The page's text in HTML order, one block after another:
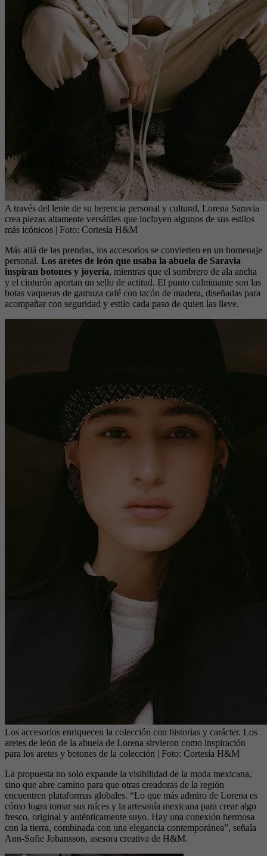
A través del lente de su herencia personal y cultural, Lorena Saravia
crea piezas altamente versátiles que incluyen algunos de sus estilos
más icónicos | Foto: Cortesía H&M
Más allá de las prendas, los accesorios se convierten en un homenaje
personal. Los aretes de león que usaba la abuela de Saravia
inspiran botones y joyería, mientras que el sombrero de ala ancha
y el cinturón aportan un sello de actitud. El punto culminante son las
botas vaqueras de gamuza café con tacón de madera, diseñadas para
acompañar con seguridad y estilo cada paso de quien las lleve.
Los accesorios enriquecen la colección con historias y carácter. Los
aretes de león de la abuela de Lorena sirvieron como inspiración
para los aretes y botones de la colección | Foto: Cortesía H&M
La propuesta no solo expande la visibilidad de la moda mexicana,
sino que abre camino para que otras creadoras de la región
encuentren plataformas globales. “Lo que más admiro de Lorena es
cómo logra tomar sus raíces y la artesanía mexicana para crear algo
fresco, original y auténticamente suyo. Hay una conexión hermosa
con la tierra, combinada con una elegancia contemporánea”, señala
Ann-Sofie Johansson, asesora creativa de H&M.